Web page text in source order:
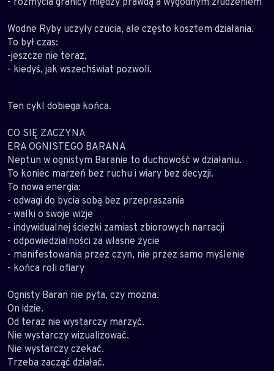
Wodne Ryby uczyły czucia, ale często kosztem działania.
To był czas:
-jeszcze nie teraz,
- kiedyś, jak wszechświat pozwoli.
Ten cykl dobiega końca.
CO SIĘ ZACZYNA
ERA OGNISTEGO BARANA
Neptun w ognistym Baranie to duchowość w działaniu.
To koniec marzeń bez ruchu i wiary bez decyzji.
To nowa energia:
- odwagi do bycia sobą bez przepraszania
- walki o swoje wizje
- indywidualnej ścieżki zamiast zbiorowych narracji
- odpowiedzialności za własne życie
- manifestowania przez czyn, nie przez samo myślenie
- końca roli ofiary
Ognisty Baran nie pyta, czy można.
On idzie.
Od teraz nie wystarczy marzyć.
Nie wystarczy wizualizować.
Nie wystarczy czekać.
Trzeba zacząć działać.